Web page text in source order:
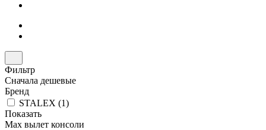
Фильтр
Сначала дешевые
Бренд
STALEX (1)
Показать
Max вылет консоли